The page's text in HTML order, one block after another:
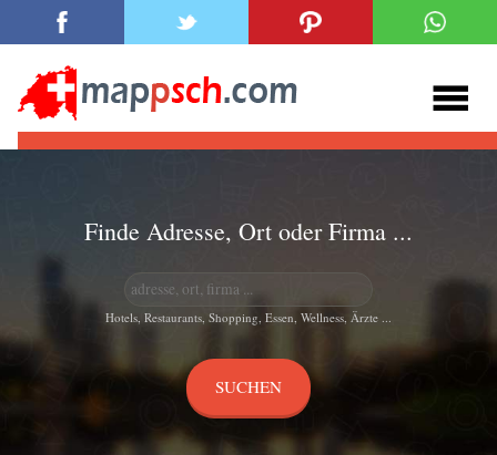
Finde Adresse, Ort oder Firma ...
Hotels, Restaurants, Shopping, Essen, Wellness, Ärzte ...